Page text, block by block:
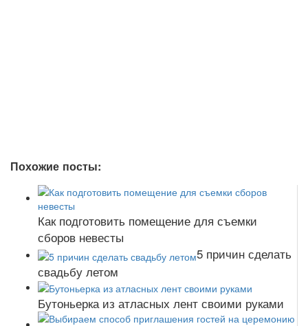
Похожие посты:
Как подготовить помещение для съемки
сборов невесты
5 причин сделать
свадьбу летом
Бутоньерка из атласных лент своими руками